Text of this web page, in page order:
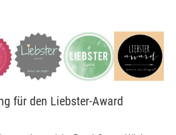
für den Liebster-Award